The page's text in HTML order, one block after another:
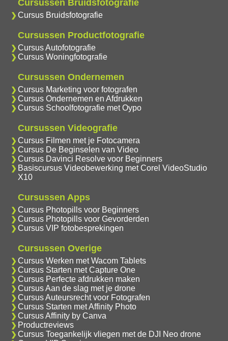
Cursussen Bruidsfotografie
Cursus Bruidsfotografie
Cursussen Productfotografie
Cursus Autofotografie
Cursus Woningfotografie
Cursussen Ondernemen
Cursus Marketing voor fotografen
Cursus Ondernemen en Afdrukken
Cursus Schoolfotografie met Oypo
Cursussen Videografie
Cursus Filmen met je Fotocamera
Cursus De Beginselen van Video
Cursus Davinci Resolve voor Beginners
Basiscursus Videobewerking met Corel VideoStudio
X10
Cursussen Apps
Cursus Photopills voor Beginners
Cursus Photopills voor Gevorderden
Cursus VIP fotobesprekingen
Cursussen Overige
Cursus Werken met Wacom Tablets
Cursus Starten met Capture One
Cursus Perfecte afdrukken maken
Cursus Aan de slag met je drone
Cursus Auteursrecht voor Fotografen
Cursus Starten met Affinity Photo
Cursus Affinity by Canva
Productreviews
Cursus Toegankelijk vliegen met de DJI Neo drone